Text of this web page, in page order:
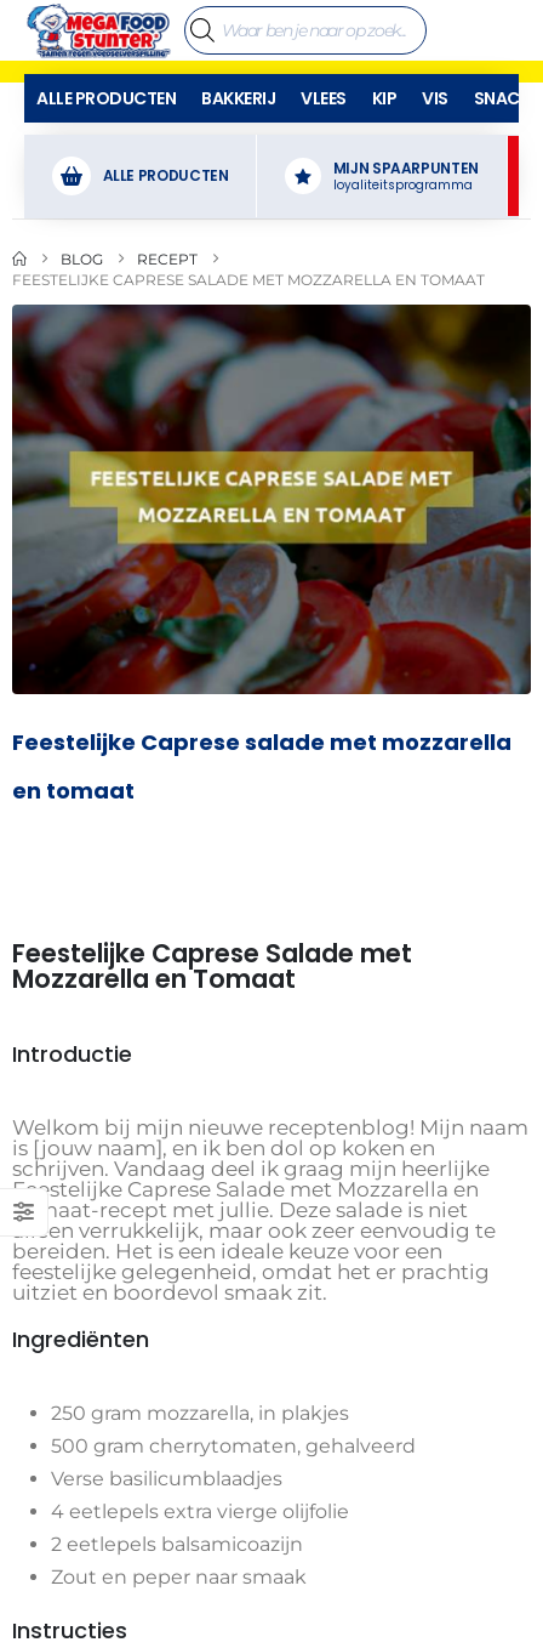
ALLE PRODUCTEN BAKKERIJ VLEES KIP VIS SNACKS
ALLE PRODUCTEN MIJN SPAARPUNTEN
loyaliteitsprogramma
BLOG
RECEPT
FEESTELIJKE CAPRESE SALADE MET MOZZARELLA EN TOMAAT
Feestelijke Caprese salade met mozzarella
en tomaat
Feestelijke Caprese Salade met
Mozzarella en Tomaat
Introductie
Welkom bij mijn nieuwe receptenblog! Mijn naam
is [jouw naam], en ik ben dol op koken en
schrijven. Vandaag deel ik graag mijn heerlijke
Feestelijke Caprese Salade met Mozzarella en
Tomaat-recept met jullie. Deze salade is niet
alleen verrukkelijk, maar ook zeer eenvoudig te
bereiden. Het is een ideale keuze voor een
feestelijke gelegenheid, omdat het er prachtig
uitziet en boordevol smaak zit.
Ingrediënten
250 gram mozzarella, in plakjes
500 gram cherrytomaten, gehalveerd
Verse basilicumblaadjes
4 eetlepels extra vierge olijfolie
2 eetlepels balsamicoazijn
Zout en peper naar smaak
Instructies